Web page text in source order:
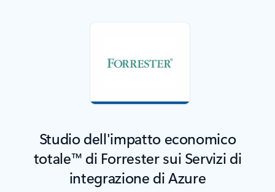
Studio dell'impatto economico
totale™ di Forrester sui Servizi di
integrazione di Azure